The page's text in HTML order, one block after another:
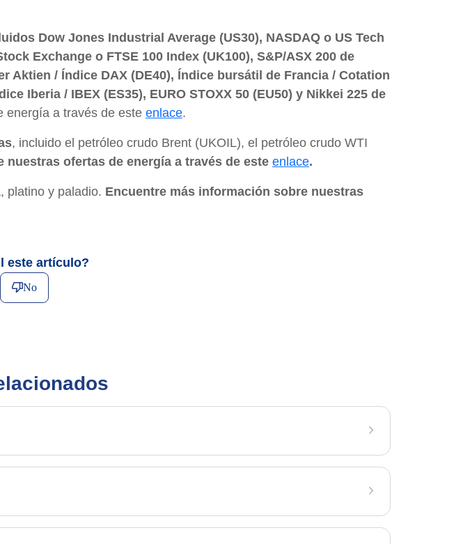
Dow Jones Industrial Average (US30), NASDAQ o US Tech
Exchange o FTSE 100 Index (UK100), S&P/ASX 200 de
Aktien / Índice DAX (DE40), Índice bursátil de Francia / Cotation
Iberia / IBEX (ES35), EURO STOXX 50 (EU50) y Nikkei 225 de
energía a través de este enlace.
, incluido el petróleo crudo Brent (UKOIL), el petróleo crudo WTI
ofertas de energía a través de este enlace.
platino y paladio. Encuentre más información sobre nuestras
este artículo?
No